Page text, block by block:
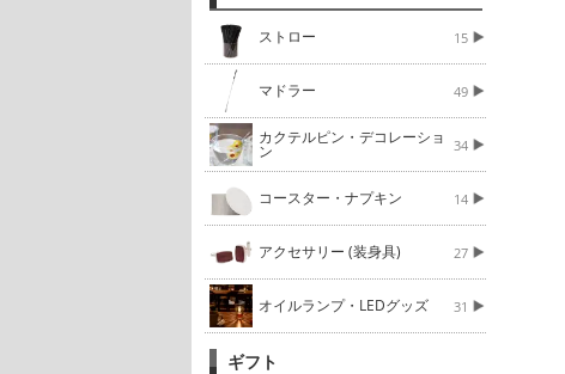
ストロー 15
マドラー 49
カクテルピン・デコレーショ
ン 34
コースター・ナプキン 14
アクセサリー (装身具) 27
オイルランプ・LEDグッズ 31
ギフト